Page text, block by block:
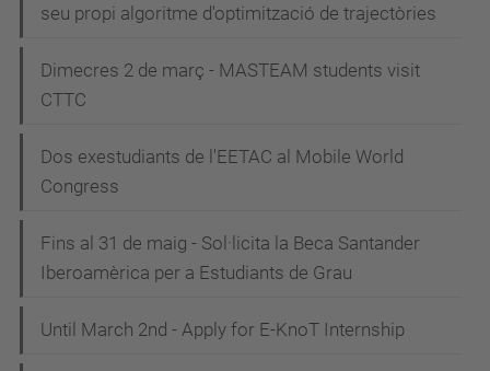
seu propi algoritme d'optimització de trajectòries
Dimecres 2 de març - MASTEAM students visit
CTTC
Dos exestudiants de l'EETAC al Mobile World
Congress
Fins al 31 de maig - Sol·licita la Beca Santander
Iberoamèrica per a Estudiants de Grau
Until March 2nd - Apply for E-KnoT Internship